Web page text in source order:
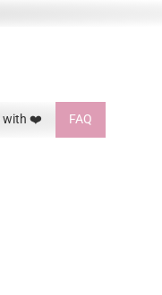
with ❤️ FAQ